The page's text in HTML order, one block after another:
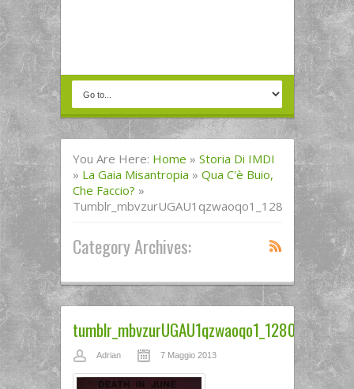
You Are Here: Home » Storia Di IMDI
» La Gaia Misantropia » Qua C'è Buio,
Che Faccio? »
Tumblr_mbvzurUGAU1qzwaoqo1_1280
Category Archives:
tumblr_mbvzurUGAU1qzwaoqo1_1280
Adrian 7 Maggio 2013